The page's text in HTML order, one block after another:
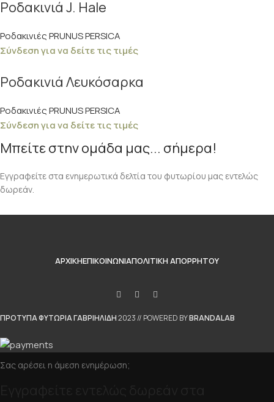
Ροδακινιά J. Hale
Ροδακινιές PRUNUS PERSICA
Σύνδεση για να δείτε τις τιμές
Ροδακινιά Λευκόσαρκα
Ροδακινιές PRUNUS PERSICA
Σύνδεση για να δείτε τις τιμές
Μπείτε στην ομάδα μας... σήμερα!
Εγγραφείτε στα ενημερωτικά δελτία του φυτωρίου μας εντελώς
δωρεάν.
ΑΡΧΙΚΉΕΠΙΚΟΙΝΩΝΊΑΠΟΛΙΤΙΚΉ ΑΠΟΡΡΉΤΟΥ
ΠΡΟΤΥΠΑ ΦΥΤΩΡΙΑ ΓΑΒΡΙΗΛΙΔΗ2023 // POWERED BYBRANDALAB
Σας αρέσει η άμεση ενημέρωση;